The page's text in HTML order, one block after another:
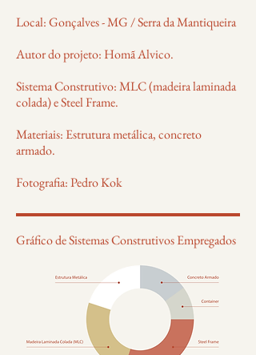
Local: Gonçalves - MG / Serra da Mantiqueira
Autor do projeto: Homã Alvico.
Sistema Construtivo: MLC (madeira laminada
colada) e Steel Frame.
Materiais: Estrutura metálica, concreto
armado.
Fotografia: Pedro Kok
Gráfico de Sistemas Construtivos Empregados